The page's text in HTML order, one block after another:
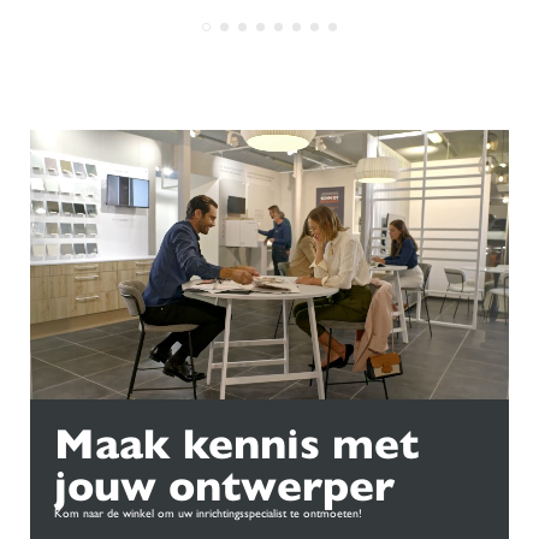
Maak kennis met
jouw ontwerper
Kom naar de winkel om uw inrichtingsspecialist te ontmoeten!